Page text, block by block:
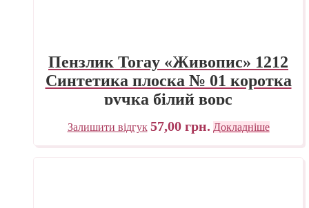
Пензлик Toray «Живопис» 1212
Синтетика плоска № 01 коротка
ручка білий ворс
Залишити відгук 57,00 грн. Докладніше